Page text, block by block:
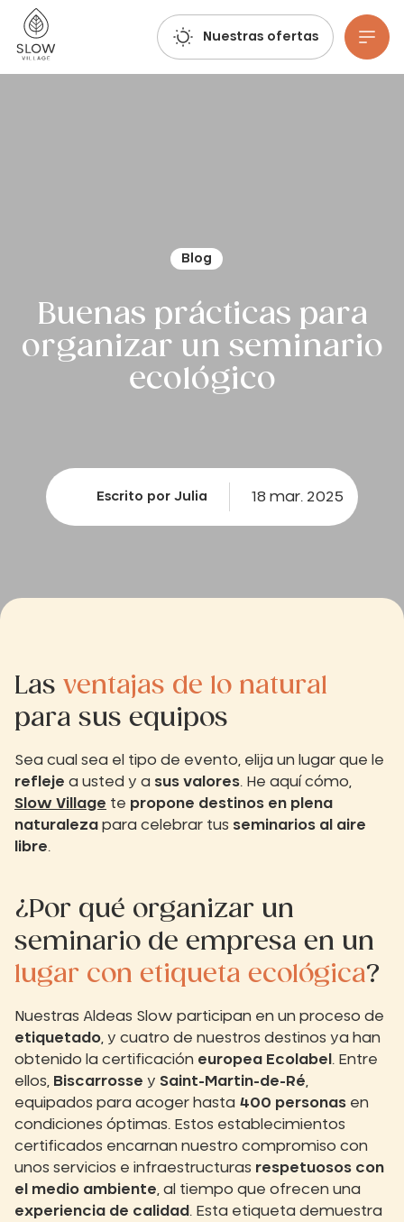
Respira, imagina, reserva: ¡ya están abiertas las reservas para el verano de 2027!
Nuestras ofertas
Blog
Buenas prácticas para
organizar un seminario
ecológico
Escrito por Julia 18 mar. 2025
Las ventajas de lo natural
para sus equipos
Sea cual sea el tipo de evento, elija un lugar que le
refleje a usted y a sus valores. He aquí cómo,
Slow Village te propone destinos en plena
naturaleza para celebrar tus seminarios al aire
libre.
¿Por qué organizar un
seminario de empresa en un
lugar con etiqueta ecológica?
Nuestras Aldeas Slow participan en un proceso de
etiquetado , y cuatro de nuestros destinos ya han
obtenido la certificación europea Ecolabel . Entre
ellos,
Biscarrosse y Saint-Martin-de-Ré
equipados para acoger hasta 400 personas en
condiciones óptimas. Estos establecimientos
certificados encarnan nuestro compromiso con
unos servicios e infraestructuras respetuosos con
el medio ambiente , al tiempo que ofrecen una
experiencia de calidad . Esta etiqueta demuestra